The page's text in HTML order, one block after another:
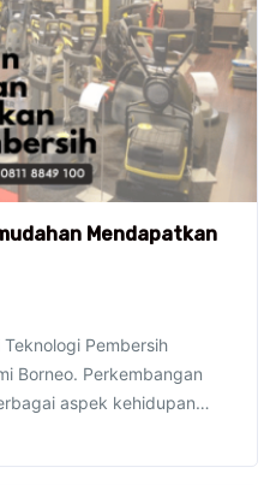
Mendapatkan
Pembersih
Borneo. Perkembangan
aspek kehidupan…